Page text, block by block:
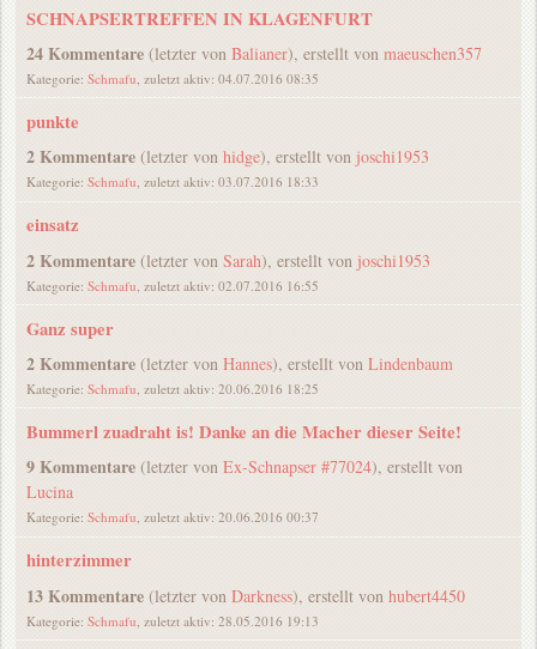
SCHNAPSERTREFFEN IN KLAGENFURT
24 Kommentare(letzter von Balianer), erstellt von maeuschen357
Kategorie: Schmafu , zuletzt aktiv: 04.07.2016 08:35
punkte
2 Kommentare(letzter von hidge), erstellt von joschi1953
Kategorie: Schmafu, zuletzt aktiv: 03.07.2016 18:33
einsatz
2 Kommentare(letzter von Sarah), erstellt von joschi1953
Kategorie: Schmafu , zuletzt aktiv: 02.07.2016 16:55
Ganz super
2 Kommentare(letzter von Hannes), erstellt von Lindenbaum
Kategorie: Schmafu, zuletzt aktiv: 20.06.2016 18:25
Bummerl zuadraht is! Danke an die Macher dieser Seite!
9 Kommentare(letzter von Ex-Schnapser #77024), erstellt von
Lucina
Kategorie: Schmafu, zuletzt aktiv: 20.06.2016 00:37
hinterzimmer
13 Kommentare(letzter von Darkness), erstellt von hubert4450
Kategorie: Schmafu , zuletzt aktiv: 28.05.2016 19:13